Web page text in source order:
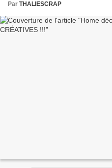
Par THALIESCRAP